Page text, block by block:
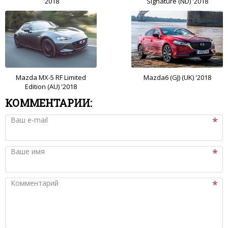
Mazda MX-5 RF Limited
Edition (AU) '2018
Mazda6 (GJ) (UK) '2018
КОММЕНТАРИИ:
Ваш e-mail
Ваше имя
Комментарий